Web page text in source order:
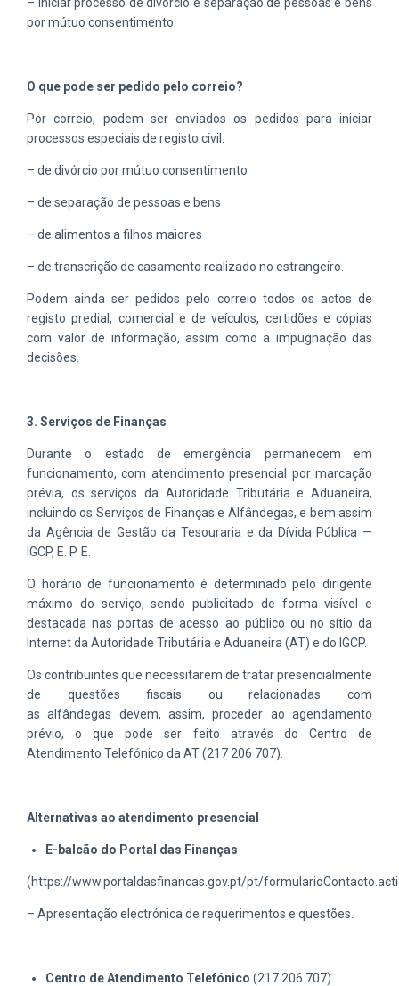
por mútuo consentimento.
O que pode ser pedido pelo correio?
Por correio, podem ser enviados os pedidos para iniciar
processos especiais de registo civil:
– de divórcio por mútuo consentimento
– de separação de pessoas e bens
– de alimentos a filhos maiores
– de transcrição de casamento realizado no estrangeiro.
Podem ainda ser pedidos pelo correio todos os actos de
registo predial, comercial e de veículos, certidões e cópias
com valor de informação, assim como a impugnação das
decisões.
3. Serviços de Finanças
Durante o estado de emergência permanecem em
funcionamento, com atendimento presencial por marcação
prévia, os serviços da Autoridade Tributária e Aduaneira,
incluindo os Serviços de Finanças e Alfândegas, e bem assim
da Agência de Gestão da Tesouraria e da Dívida Pública —
IGCP, E. P. E.
O horário de funcionamento é determinado pelo dirigente
máximo do serviço, sendo publicitado de forma visível e
destacada nas portas de acesso ao público ou no sítio da
Internet da Autoridade Tributária e Aduaneira (AT) e do IGCP.
Os contribuintes que necessitarem de tratar presencialmente
de questões fiscais ou relacionadas com
as alfândegas devem, assim, proceder ao agendamento
prévio, o que pode ser feito através do Centro de
Atendimento Telefónico da AT (217 206 707).
Alternativas ao atendimento presencial
E-balcão do Portal das Finanças
(https://www.portaldasfinancas.gov.pt/pt/
– Apresentação electrónica de requerimentos e questões.
Centro de Atendimento Telefónico (217 206 707)